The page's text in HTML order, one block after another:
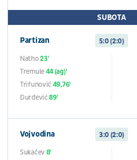
SUBOTA
Partizan 5:0 (2:0)
Natho23'
Tremule44 (ag)'
Trifunović49,76'
Đurđević89'
Vojvodina 3:0 (2:0)
Sukačev 8'